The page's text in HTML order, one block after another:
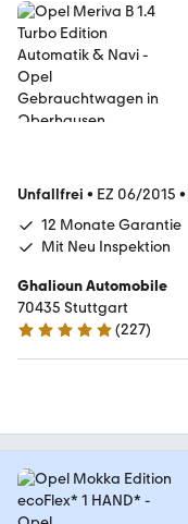
Unfallfrei • EZ 06/2015 •
12 Monate Garantie
Mit Neu Inspektion
Ghalioun Automobile
70435 Stuttgart
5 Sterne
(227)